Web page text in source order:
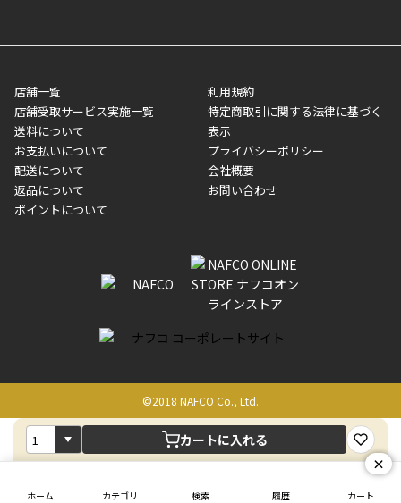
ホーム カテゴリ 検索 履歴 カート
カートに入れる
■商品によっては一部決済方法が使用できない場合がございま
す。
業日にてお引渡しとなります。(離島などの場合、例外もあります)
メーカー直送品など一部商品については、その他商品との購入に
制限がかかる場合がございます。また発送日についても、通常と
異なる場合がございます。対象商品の説明ページをご確認くださ
い。
■店舗受取をご選択いただいた場合
ご注文が確認出来次第、お受取される店舗在庫を使用してご準備
をさせていただきます。店舗に在庫がない場合は店舗よりお取り
いただく場合がございます。店舗準備でのお渡しとなる為、商品
のみの受け渡しとなります。（箱や納品書は付属しておりませ
ん）店舗で準備が出来次第、メールにてご連絡させていただきま
店舗一覧
店舗受取サービス実施一覧
送料について
お支払いについて
配送について
返品について
ポイントについて
利用規約
特定商取引に関する法律に基づく
表示
プライバシーポリシー
会社概要
お問い合わせ
©2018 NAFCO Co., Ltd.
×